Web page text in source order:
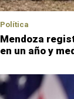
Política
Mendoza
en un año y